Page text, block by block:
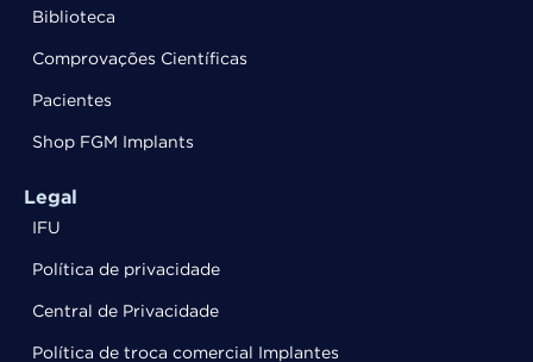
Biblioteca
Comprovações Científicas
Pacientes
Shop FGM Implants
Legal
IFU
Política de privacidade
Central de Privacidade
Política de troca comercial Implantes